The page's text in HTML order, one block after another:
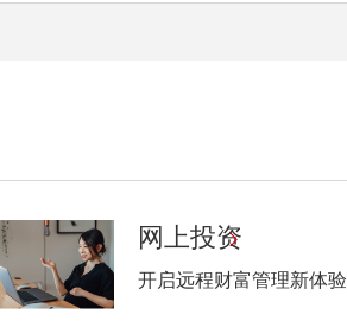
网上投资
开启远程财富管理新体验